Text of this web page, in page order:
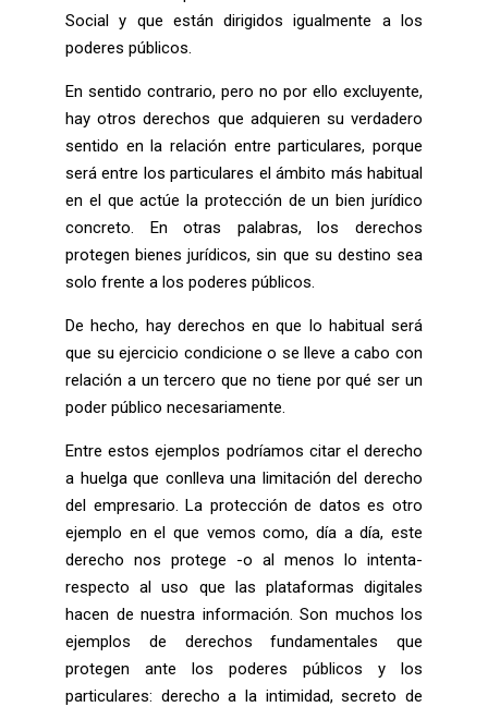
Social y que están dirigidos igualmente a los
poderes públicos.
En sentido contrario, pero no por ello excluyente,
hay otros derechos que adquieren su verdadero
sentido en la relación entre particulares, porque
será entre los particulares el ámbito más habitual
en el que actúe la protección de un bien jurídico
concreto. En otras palabras, los derechos
protegen bienes jurídicos, sin que su destino sea
solo frente a los poderes públicos.
De hecho, hay derechos en que lo habitual será
que su ejercicio condicione o se lleve a cabo con
relación a un tercero que no tiene por qué ser un
poder público necesariamente.
Entre estos ejemplos podríamos citar el derecho
a huelga que conlleva una limitación del derecho
del empresario. La protección de datos es otro
ejemplo en el que vemos como, día a día, este
derecho nos protege -o al menos lo intenta-
respecto al uso que las plataformas digitales
hacen de nuestra información. Son muchos los
ejemplos de derechos fundamentales que
protegen ante los poderes públicos y los
particulares: derecho a la intimidad, secreto de